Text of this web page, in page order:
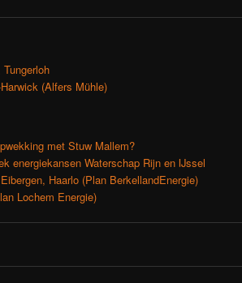
(Alfers Mühle)
met Stuw Mallem?
energiekansen Waterschap Rijn en IJssel
Haarlo (Plan BerkellandEnergie)
Lochem Energie)